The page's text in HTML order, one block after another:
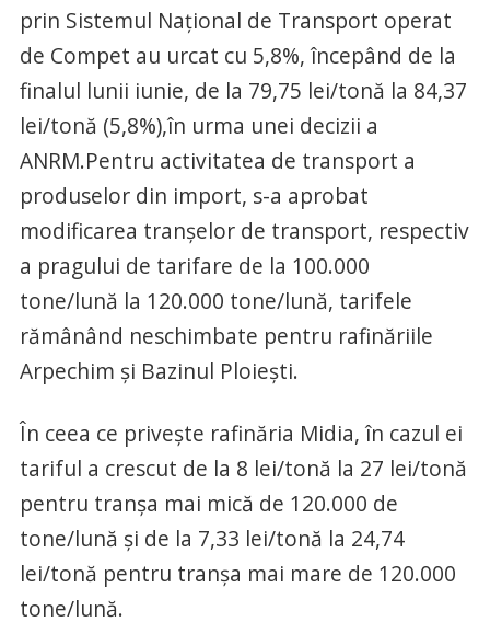
prin Sistemul Naţional de Transport operat
de Compet au urcat cu 5,8%, începând de la
finalul lunii iunie, de la 79,75 lei/tonă la 84,37
lei/tonă (5,8%),în urma unei decizii a
ANRM.Pentru activitatea de transport a
produselor din import, s-a aprobat
modificarea tranşelor de transport, respectiv
a pragului de tarifare de la 100.000
tone/lună la 120.000 tone/lună, tarifele
rămânând neschimbate pentru rafinăriile
Arpechim şi Bazinul Ploieşti.
În ceea ce priveşte rafinăria Midia, în cazul ei
tariful a crescut de la 8 lei/tonă la 27 lei/tonă
pentru tranşa mai mică de 120.000 de
tone/lună şi de la 7,33 lei/tonă la 24,74
lei/tonă pentru tranşa mai mare de 120.000
tone/lună.